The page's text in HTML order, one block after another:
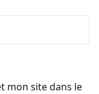
mon site dans le